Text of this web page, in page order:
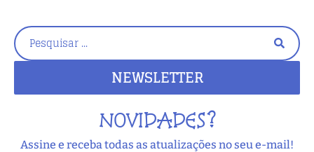
NEWSLETTER
NOVIDADES?
Assine e receba todas as atualizações no seu e-mail!